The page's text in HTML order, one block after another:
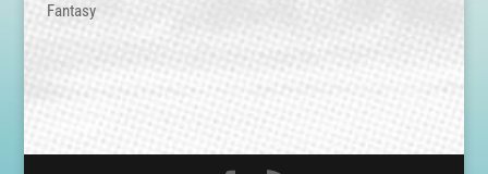
Fantasy